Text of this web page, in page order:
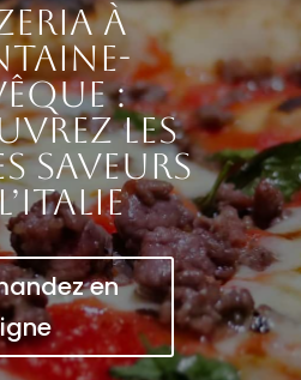
à
:
les
saveurs
en